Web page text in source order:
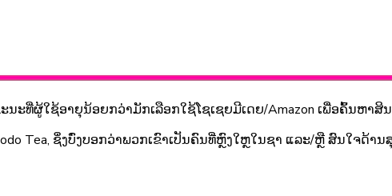
ະທີ່ຜູ້ໃຊ້ອາຍຸນ້ອຍກວ່າມັກເລືອກໃຊ້ໂຊເຊຍມີເດຍ/Amazon ເພື່ອຄົ້ນຫາສິ
Tea, ຊຶ່ງບົ່ງບອກວ່າພວກເຂົາເປັນຄົນທີ່ຫຼົງໃຫຼໃນຊາ ແລະ/ຫຼື ສົນໃຈດ້ານ